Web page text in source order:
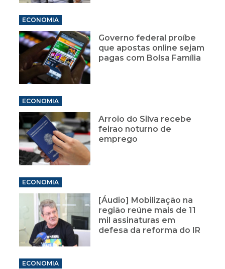
ECONOMIA
Governo federal proíbe
que apostas online sejam
pagas com Bolsa Família
ECONOMIA
Arroio do Silva recebe
feirão noturno de
emprego
ECONOMIA
[Áudio] Mobilização na
região reúne mais de 11
mil assinaturas em
defesa da reforma do IR
ECONOMIA